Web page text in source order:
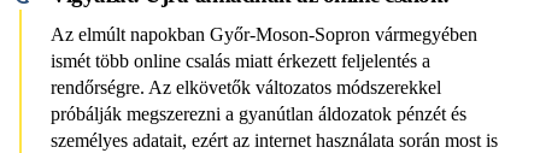
Az elmúlt napokban Győr-Moson-Sopron vármegyében
ismét több online csalás miatt érkezett feljelentés a
rendőrségre. Az elkövetők változatos módszerekkel
próbálják megszerezni a gyanútlan áldozatok pénzét és
személyes adatait, ezért az internet használata során most is